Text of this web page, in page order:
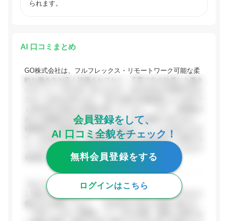
られます。
AI 口コミまとめ
GO株式会社は、フルフレックス・リモートワーク可能な柔
軟な働き方が高く評価されており、子育て中の社員にも働き
多さや戦略的方向性が変わりやすい点を指摘する声もあり、
複数案件を同時並行でこなす自律的なスタンスが求められま
す。法令順守意識・評価制度の透明性は比較的高く評価され
ていますが、人材の長期育成やキャリア支援についてはまだ
発展途上との意見も見受けられます。
【ポジティブな評価】
1. 働き方の柔軟性: フルフレックス・リモートワーク中心の
会員登録をして、
AI 口コミ全貌をチェック！
無料会員登録をする
ログインはこちら